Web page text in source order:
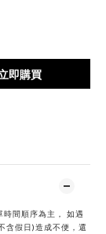
即購買
間順序為主， 如遇
含假日)造成不便，還